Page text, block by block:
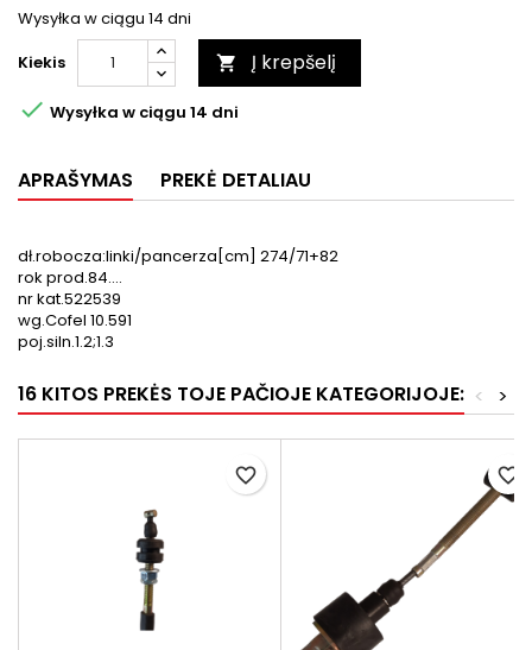
Wysyłka w ciągu 14 dni
Kiekis
 Į krepšelį
 Wysyłka w ciągu 14 dni
APRAŠYMAS PREKĖ DETALIAU
dł.robocza:linki/pancerza[cm] 274/71+82
rok prod.84....
nr kat.522539
wg.Cofel 10.591
poj.siln.1.2;1.3
16 KITOS PREKĖS TOJE PAČIOJE KATEGORIJOJE: >
<
favorite_border favorite_border